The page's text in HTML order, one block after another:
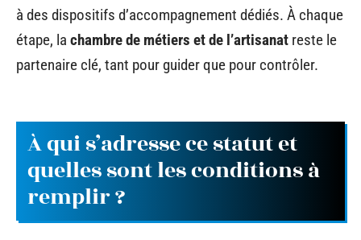
à des dispositifs d’accompagnement dédiés. À chaque
étape, la chambre de métiers et de l’artisanat reste le
partenaire clé, tant pour guider que pour contrôler.
À qui s’adresse ce statut et
quelles sont les conditions à
remplir ?